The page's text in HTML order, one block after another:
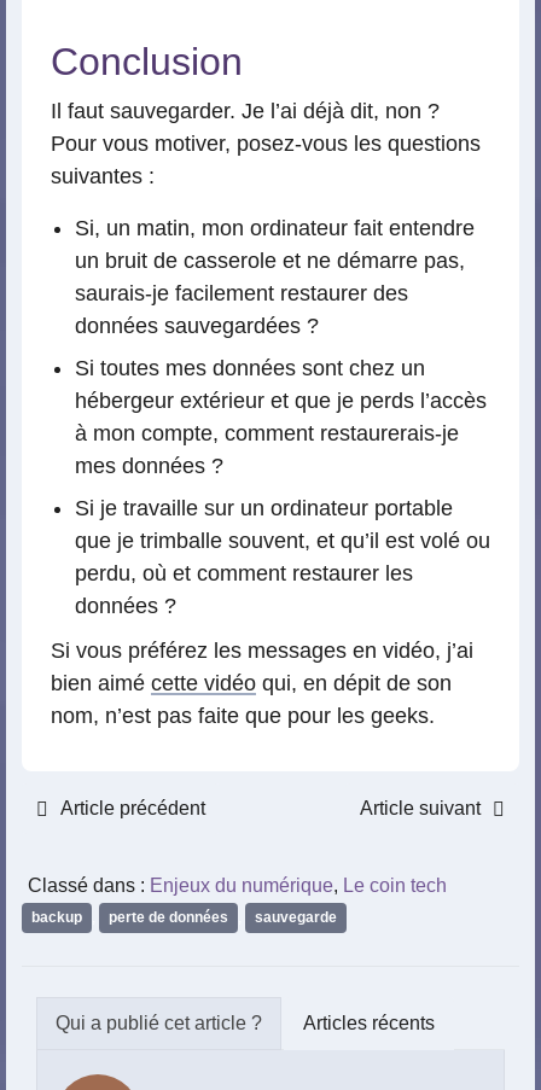
Conclusion
Il faut sauvegarder. Je l’ai déjà dit, non ?
Pour vous motiver, posez-vous les questions
suivantes :
Si, un matin, mon ordinateur fait entendre
un bruit de casserole et ne démarre pas,
saurais-je facilement restaurer des
données sauvegardées ?
Si toutes mes données sont chez un
hébergeur extérieur et que je perds l’accès
à mon compte, comment restaurerais-je
mes données ?
Si je travaille sur un ordinateur portable
que je trimballe souvent, et qu’il est volé ou
perdu, où et comment restaurer les
données ?
Si vous préférez les messages en vidéo, j’ai
bien aimé cette vidéo qui, en dépit de son
nom, n’est pas faite que pour les geeks.
Article précédent Article suivant
Classé dans : Enjeux du numérique, Le coin tech
backup perte de données sauvegarde
Articles récents